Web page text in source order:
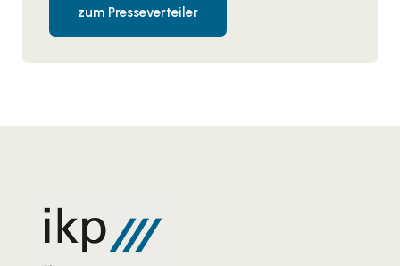
zum Presseverteiler